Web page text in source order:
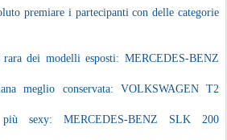
premiare i partecipanti con delle categorie
dei modelli esposti: MERCEDES-BENZ
meglio conservata: VOLKSWAGEN T2
sexy: MERCEDES-BENZ SLK 200